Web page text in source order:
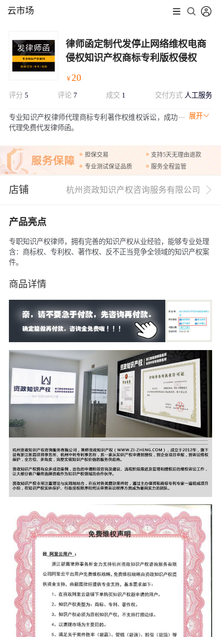
云市场
律师函定制代发停止网络维权电商
侵权知识产权商标专利版权侵权
￥ 20
评分 5 评论 7 成交 1 交付方式 人工服务
展开
专业知识产权律师代理商标专利著作权维权诉讼，成功
代理免费代发律师函。
担保交易
支持5天无理由退款
专业测试保证品质
服务全程监管
店铺 杭州资政知识产权咨询服务有限公司
产品亮点
专职知识产权律师，拥有完善的知识产权从业经验，能够专业处理
含：商标权、专利权、著作权、反不正当竞争全领域的知识产权案
件。
商品详情